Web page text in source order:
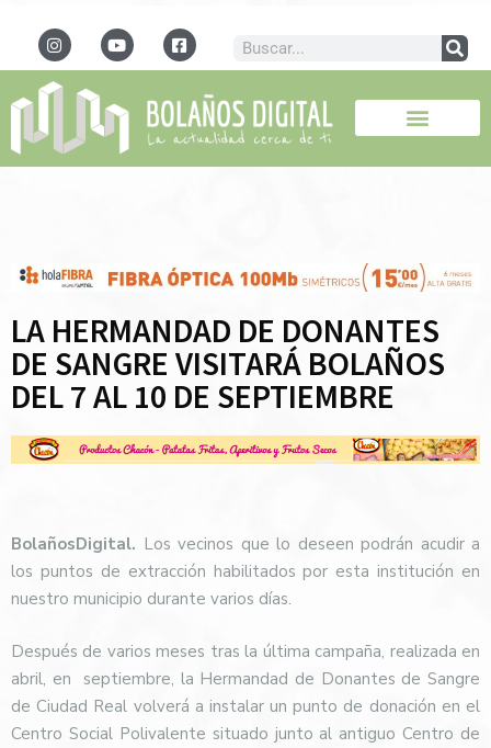
LA HERMANDAD DE DONANTES
DE SANGRE VISITARÁ BOLAÑOS
DEL 7 AL 10 DE SEPTIEMBRE
BolañosDigital. Los vecinos que lo deseen podrán acudir a
los puntos de extracción habilitados por esta institución en
nuestro municipio durante varios días.
Después de varios meses tras la última campaña, realizada en
abril, en septiembre, la Hermandad de Donantes de Sangre
de Ciudad Real volverá a instalar un punto de donación en el
Centro Social Polivalente situado junto al antiguo Centro de